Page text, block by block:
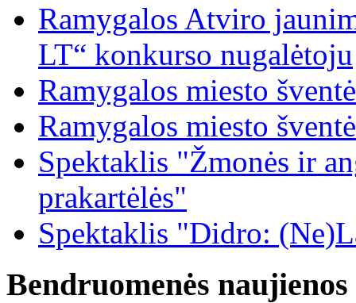
Ramygalos Atviro
LT“ konkurso nugalėtoju
Ramygalos miesto šventė
Ramygalos miesto šventė
Spektaklis "Žmonės ir
prakartėlės"
Spektaklis "Didro:
Bendruomenės naujienos